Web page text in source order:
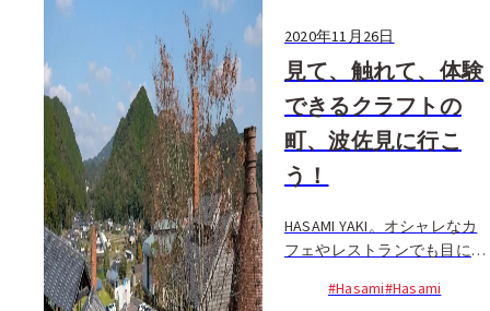
2020年11月26日
見て、触れて、体験
できるクラフトの
町、波佐見に行こ
う！
HASAMI YAKI。オシャレなカ
フェやレストランでも目にす
佐見焼。長崎県波佐見町周辺
#Hasami#Hasami